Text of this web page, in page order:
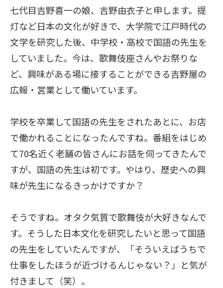
七代目吉野喜一の娘、吉野由衣子と申します。提
灯など日本の文化が好きで、大学院で江戸時代の
文学を研究した後、中学校・高校で国語の先生を
していました。今は、歌舞伎座さんやお祭りな
ど、興味がある場に接することができる吉野屋の
広報・営業として働いています。
学校を卒業して国語の先生をされたあとに、お店
で働かれることになったんですね。番組をはじめ
て70名近く老舗の皆さんにお話を伺ってきたんで
すが、国語の先生は初です。やはり、歴史への興
味が先生になるきっかけですか？
そうですね。オタク気質で歌舞伎が大好きなんで
す。そうした日本文化を研究したいと思って国語
の先生をしていたんですが、「そういえばうちで
仕事をしたほうが近づけるんじゃない？」と気が
付きまして（笑）。